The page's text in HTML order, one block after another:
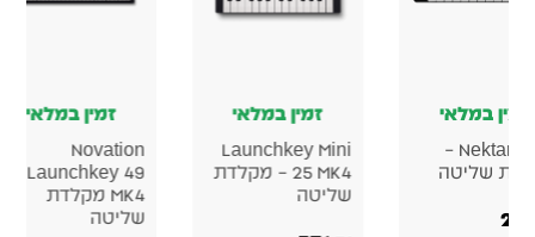
זמין במלאי
Launchkey
25 MK4 – מקלדת
זמין במלאי
Novation
Launchkey 49
MK4 מקלדת
זמין במלאי
Novation
Launchkey Mini
37 MK4 מקלדת
שליטה